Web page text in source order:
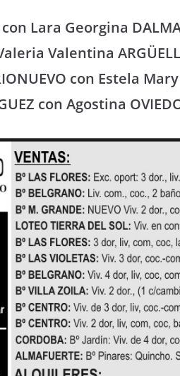
Lara Georgina
Valentina
con Estela Mary
con Agostina